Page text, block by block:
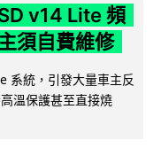
v14 Lite 頻
須自費維修
系統，引發大量車主反
溫保護甚至直接燒